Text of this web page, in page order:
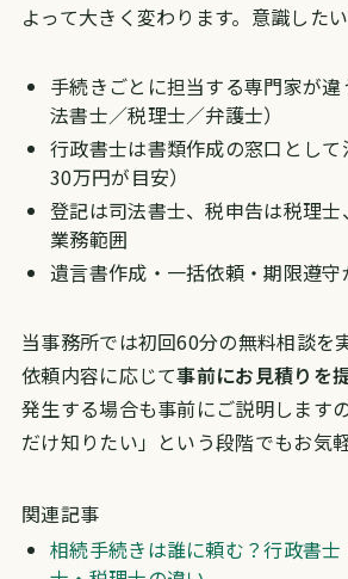
よって大きく変わります。意識した
手続きごとに担当する専門家が
法書士／税理士／弁護士）
行政書士は書類作成の窓口とし
30万円が目安）
登記は司法書士、税申告は税理
業務範囲
遺言書作成・一括依頼・期限遵
当事務所では初回60分の無料相談を
依頼内容に応じて事前にお見積りを
発生する場合も事前にご説明します
だけ知りたい」という段階でもお気
関連記事
相続手続きは誰に頼む？行政書